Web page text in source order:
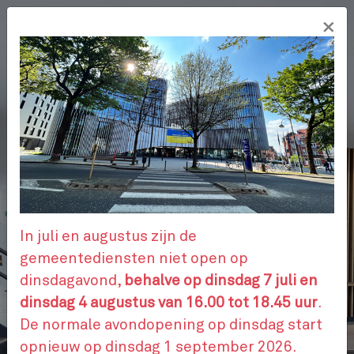
Overslaan
naar
de
inhoud
gaan
ADMINISTRATIEVE STAPPEN
AFSPRAAK
CONTACTEER ONS
NL
×
In juli en augustus zijn de
gemeentediensten niet open op
dinsdagavond, behalve op dinsdag 7 juli en
dinsdag 4 augustus van 16.00 tot 18.45 uur.
De normale avondopening op dinsdag start
opnieuw op dinsdag 1 september 2026.